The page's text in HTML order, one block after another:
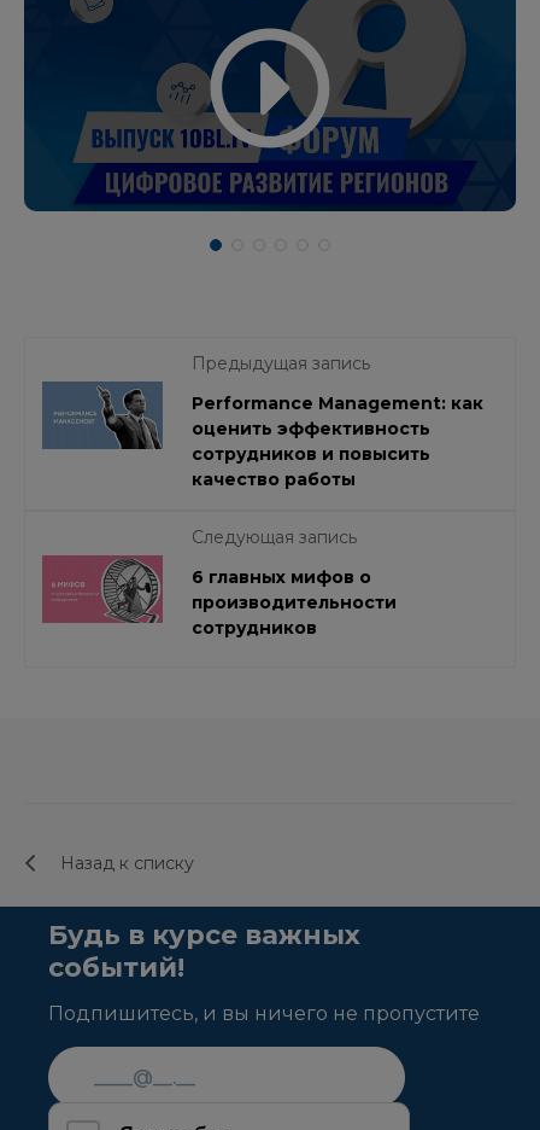
Предыдущая запись
Performance Management: как
оценить эффективность
сотрудников и повысить
качество работы
Следующая запись
6 главных мифов о
производительности
сотрудников
Назад к списку
Будь в курсе важных
событий!
Подпишитесь, и вы ничего не пропустите